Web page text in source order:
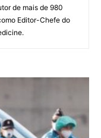
de mais de 980
Editor-Chefe do